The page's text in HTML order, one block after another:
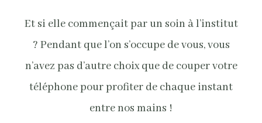
Et si elle commençait par un soin à l’institut
? Pendant que l’on s’occupe de vous, vous
n’avez pas d’autre choix que de couper votre
téléphone pour profiter de chaque instant
entre nos mains !